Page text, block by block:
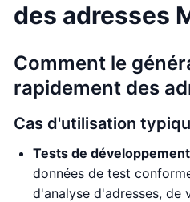
des adresses
Comment le
rapidement des
Cas d'utilisation
Tests de
données de test
d'analyse d'adresses, de